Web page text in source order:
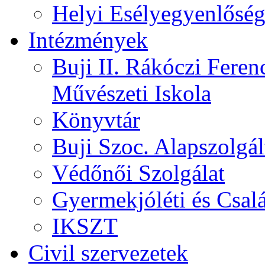
Helyi
Intézmények
Buji II. Rákóczi
Művészeti Iskola
Könyvtár
Buji Szoc.
Védőnői Szolgálat
Gyermekjóléti és
IKSZT
Civil szervezetek